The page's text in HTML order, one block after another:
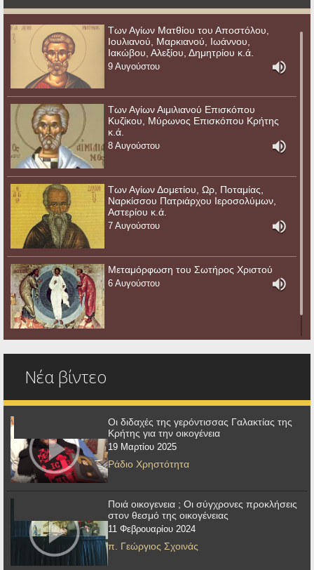
Των Αγίων Ματθίου του Αποστόλου,
Ιουλιανού, Μαρκιανού, Ιωάννου,
Ιακώβου, Αλεξίου, Δημητρίου κ.ά.
9 Αυγούστου
Των Αγίων Αιμιλιανού Επισκόπου
Κυζίκου, Μύρωνος Επισκόπου Κρήτης
κ.ά.
8 Αυγούστου
Των Αγίων Δομετίου, Ωρ, Ποταμίας,
Ναρκίσσου Πατριάρχου Ιεροσολύμων,
Αστερίου κ.ά.
7 Αυγούστου
Μεταμόρφωση του Σωτήρος Χριστού
6 Αυγούστου
Νέα βίντεο
Οι διδαχές της γερόντισσας Γαλακτίας της
Κρήτης για την οικογένεια
19 Μαρτίου 2025
Ράδιο Χρηστότητα
Ποιά οικογενεια ; Οι σύγχρονες προκλήσεις
στον θεσμό της οικογένειας
11 Φεβρουαρίου 2024
π. Γεώργιος Σχοινάς